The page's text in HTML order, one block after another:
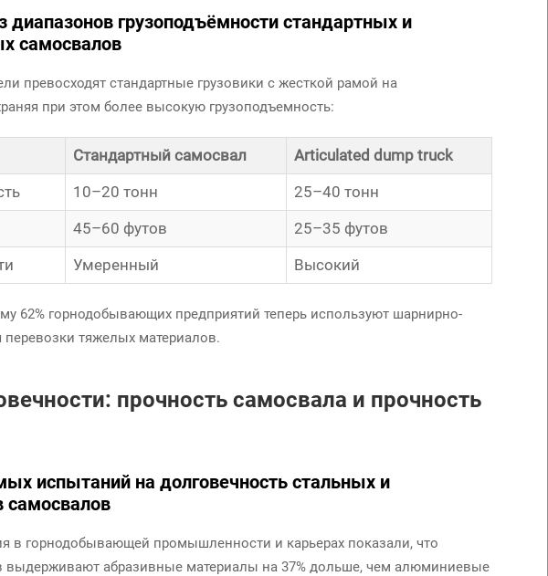
диапазонов грузоподъёмности стандартных и
самосвалов
превосходят стандартные грузовики с жесткой рамой на
при этом более высокую грузоподъемность:
Стандартный самосвал
Articulated dump truck
10–20 тонн
25–40 тонн
45–60 футов
25–35 футов
Умеренный Высокий
62% горнодобывающих предприятий теперь используют шарнирно-
тяжелых материалов.
прочность самосвала и прочность
испытаний на долговечность стальных и
в горнодобывающей промышленности и карьерах показали, что
выдерживают абразивные материалы на 37% дольше, чем алюминиевые